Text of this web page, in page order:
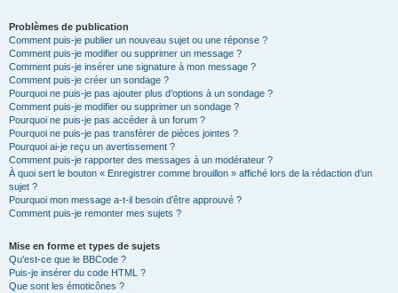
Problèmes de publication
Comment puis-je publier un nouveau sujet ou une réponse ?
Comment puis-je modifier ou supprimer un message ?
Comment puis-je insérer une signature à mon message ?
Comment puis-je créer un sondage ?
Pourquoi ne puis-je pas ajouter plus d’options à un sondage ?
Comment puis-je modifier ou supprimer un sondage ?
Pourquoi ne puis-je pas accéder à un forum ?
Pourquoi ne puis-je pas transférer de pièces jointes ?
Pourquoi ai-je reçu un avertissement ?
Comment puis-je rapporter des messages à un modérateur ?
À quoi sert le bouton « Enregistrer comme brouillon » affiché lors de la rédaction d’un
sujet ?
Pourquoi mon message a-t-il besoin d’être approuvé ?
Comment puis-je remonter mes sujets ?
Mise en forme et types de sujets
Qu’est-ce que le BBCode ?
Puis-je insérer du code HTML ?
Que sont les émoticônes ?